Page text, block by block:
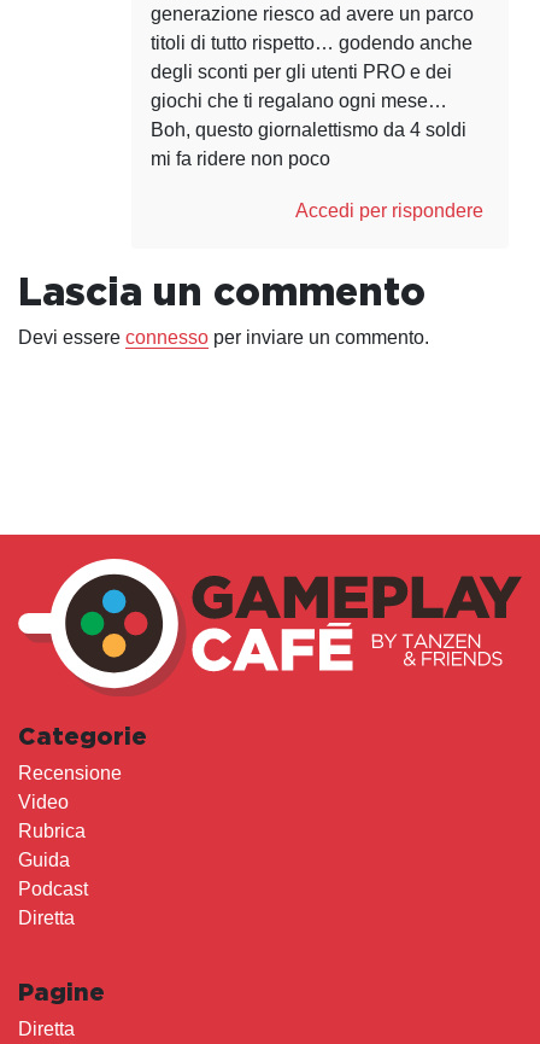
generazione riesco ad avere un parco
titoli di tutto rispetto… godendo anche
degli sconti per gli utenti PRO e dei
giochi che ti regalano ogni mese…
Boh, questo giornalettismo da 4 soldi
mi fa ridere non poco
Accedi per rispondere
Lascia un commento
Devi essere connesso per inviare un commento.
Categorie
Recensione
Video
Rubrica
Guida
Podcast
Diretta
Pagine
Diretta